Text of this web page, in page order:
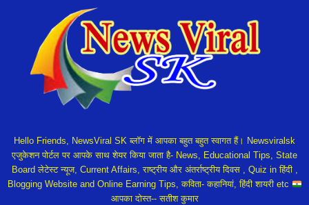
Hello Friends, NewsViral SK ब्लॉग में आपका बहुत बहुत स्वागत हैं। Newsviralsk
एजुकेशन पोर्टल पर आपके साथ शेयर किया जाता है- News, Educational Tips, State
Board लेटेस्ट न्यूज, Current Affairs, राष्ट्रीय और अंतर्राष्ट्रीय दिवस , Quiz in हिंदी ,
Blogging Website and Online Earning Tips, कविता- कहानियां, हिंदी शायरी etc
आपका दोस्त-- सतीश कुमार